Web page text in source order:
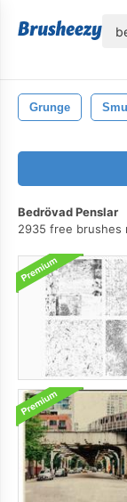
Grunge
Bedrövad Penslar
2935 free brushes